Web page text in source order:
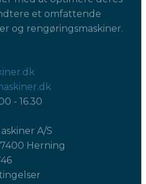
et omfattende
og rengøringsmaskiner.
- 16.30
A/S
Herning